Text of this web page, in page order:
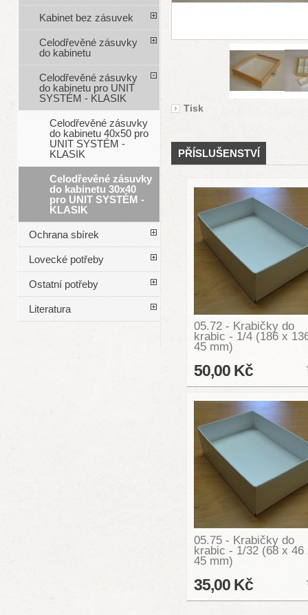
Tisk
PŘÍSLUŠENSTVÍ
05.72 - Krabičky do
krabic - 1/4 (186 x
45 mm)
50,00 Kč
05.75 - Krabičky do
krabic - 1/32 (68 x 46
45 mm)
35,00 Kč
Kabinet bez zásuvek
Celodřevěné zásuvky
do kabinetu
Celodřevěné zásuvky
do kabinetu pro UNIT
SYSTÉM - KLASIK
Celodřevěné zásuvky
do kabinetu 40x50 pro
UNIT SYSTÉM -
KLASIK
Celodřevěné zásuvky
do kabinetu 30x40
pro UNIT SYSTÉM -
KLASIK
Ochrana sbírek
Lovecké potřeby
Ostatní potřeby
Literatura